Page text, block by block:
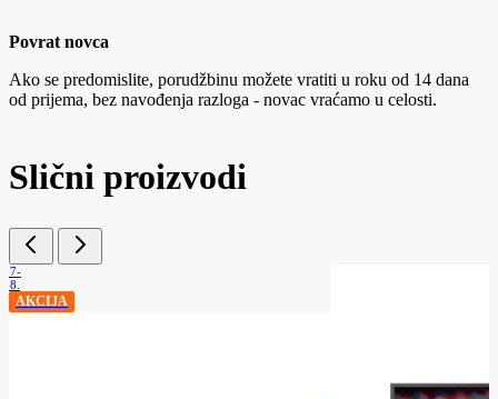
Povrat novca
Ako se predomislite, porudžbinu možete vratiti u roku od 14 dana
od prijema, bez navođenja razloga - novac vraćamo u celosti.
Slični proizvodi
AKCIJA